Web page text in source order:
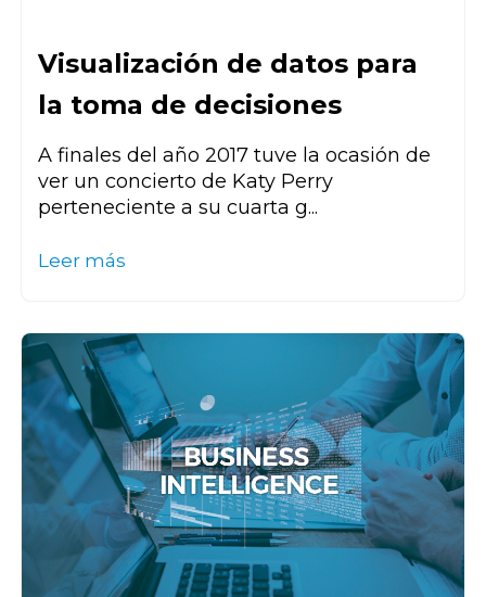
Visualización de datos para
la toma de decisiones
A finales del año 2017 tuve la ocasión de
ver un concierto de Katy Perry
perteneciente a su cuarta g...
Leer más